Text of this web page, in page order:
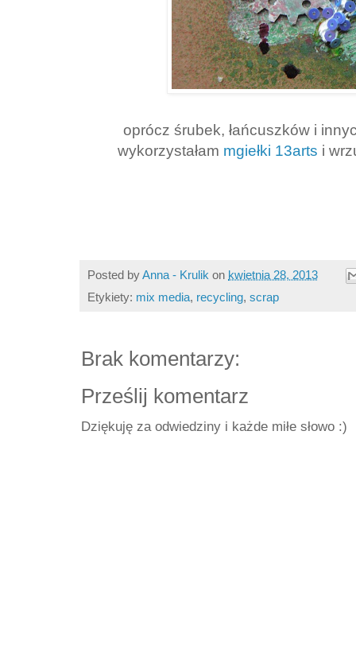
oprócz śrubek, łańcuszków i
wykorzystałam mgiełki 13arts i
Posted byAnna - Krulik on kwietnia 28, 2013
Etykiety: mix media, recycling, scrap
Brak komentarzy:
Prześlij komentarz
Dziękuję za odwiedziny i każde miłe słowo :)